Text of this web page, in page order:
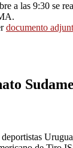
a las 9:30 se
documento